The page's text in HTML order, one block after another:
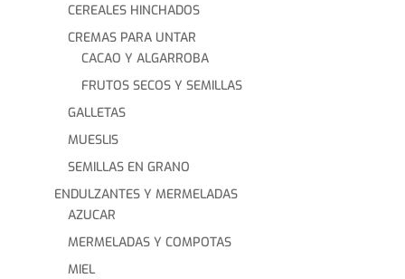
CEREALES HINCHADOS
CREMAS PARA UNTAR
CACAO Y ALGARROBA
FRUTOS SECOS Y SEMILLAS
GALLETAS
MUESLIS
SEMILLAS EN GRANO
ENDULZANTES Y MERMELADAS
AZUCAR
MERMELADAS Y COMPOTAS
MIEL